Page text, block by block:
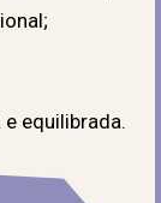
equilibrada.